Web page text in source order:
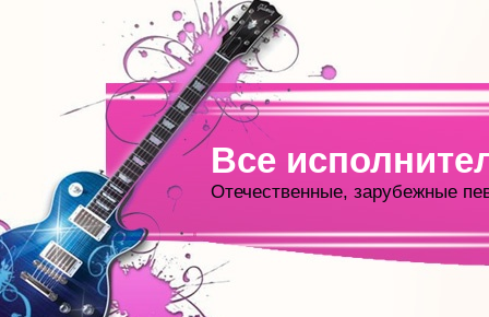
Все
Отечественные, зарубежные